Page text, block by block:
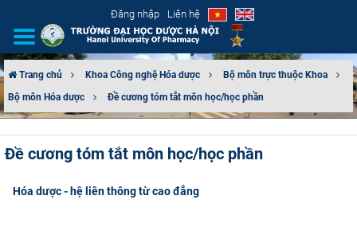
Đăng nhập Liên hệ
GIỚI THIỆU
CƠ CẤU TỔ CHỨC
TUYỂN SINH
Trang chủ Khoa Công nghệ Hóa dược
Bộ môn trực thuộc Khoa
Bộ môn Hóa dược
Đề cương tóm tắt môn học/học phần
Đề cương tóm tắt môn học/học phần
Hóa dược - hệ liên thông từ cao đẳng